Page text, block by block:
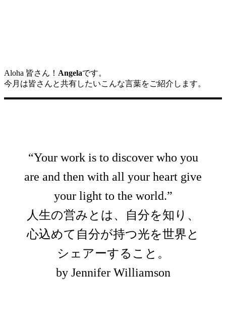
Aloha 皆さん！ Angelaです。
今月は皆さんと共有したいこんな言葉をご紹介します。
“Your work is to discover who you
are and then with all your heart give
your light to the world.”
人生の営みとは、自分を知り、
心込めて自分が持つ光を世界と
シェアーすること。
by Jennifer Williamson